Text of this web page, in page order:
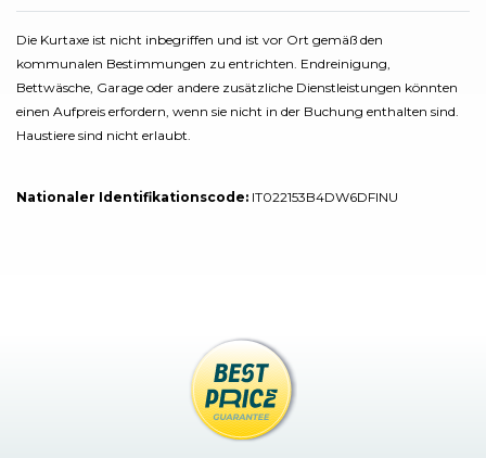
Die Kurtaxe ist nicht inbegriffen und ist vor Ort gemäß den
kommunalen Bestimmungen zu entrichten. Endreinigung,
Bettwäsche, Garage oder andere zusätzliche Dienstleistungen könnten
einen Aufpreis erfordern, wenn sie nicht in der Buchung enthalten sind.
Haustiere sind nicht erlaubt.
Nationaler Identifikationscode: IT022153B4DW6DFINU